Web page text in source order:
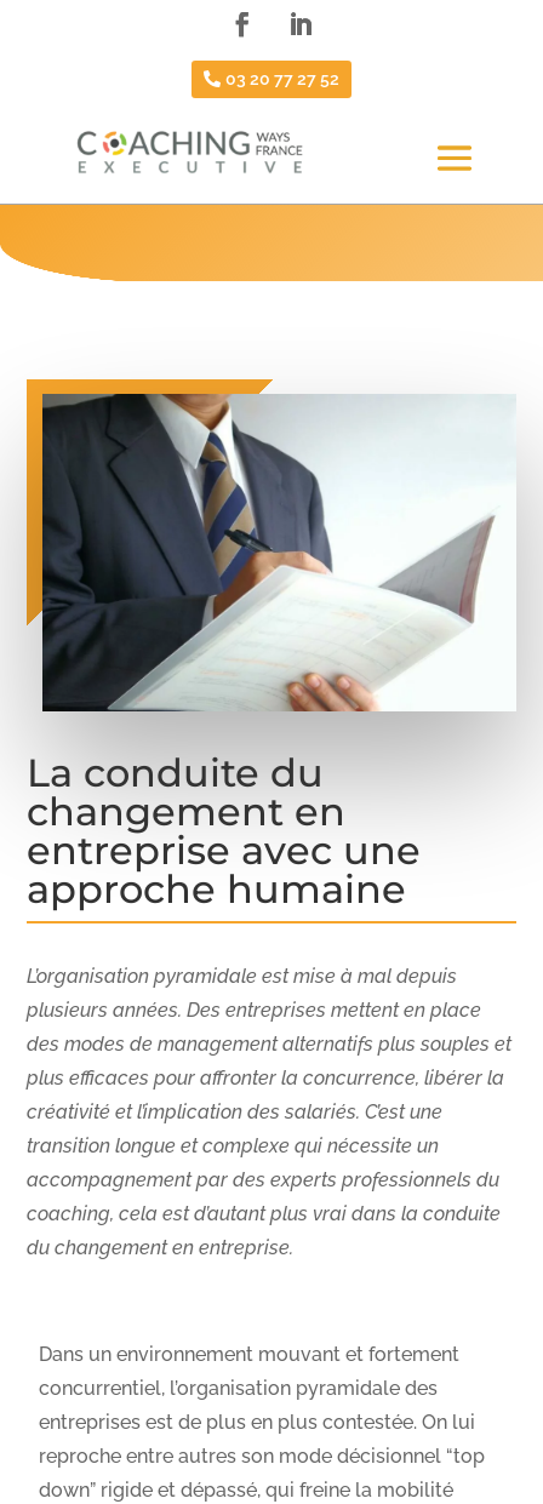
03 20 77 27 52
La conduite du
changement en
entreprise avec une
approche humaine
L’organisation pyramidale est mise à mal depuis
plusieurs années. Des entreprises mettent en place
des modes de management alternatifs plus souples et
plus efficaces pour affronter la concurrence, libérer la
créativité et l’implication des salariés. C’est une
transition longue et complexe qui nécessite un
accompagnement par des experts professionnels du
coaching, cela est d’autant plus vrai dans la conduite
du changement en entreprise.
Dans un environnement mouvant et fortement
concurrentiel, l’organisation pyramidale des
entreprises est de plus en plus contestée. On lui
reproche entre autres son mode décisionnel “top
down” rigide et dépassé, qui freine la mobilité